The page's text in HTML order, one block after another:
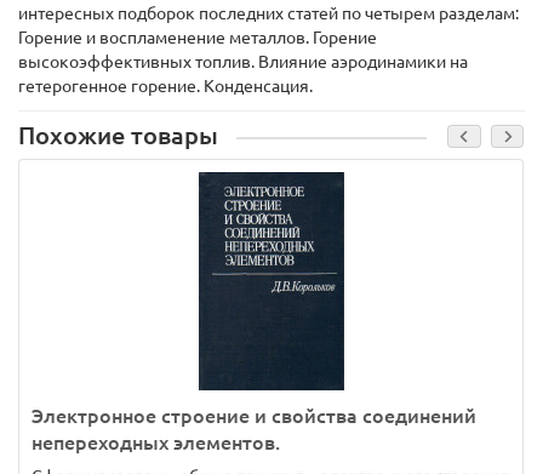
интересных подборок последних статей по четырем разделам:
Горение и воспламенение металлов. Горение
высокоэффективных топлив. Влияние аэродинамики на
гетерогенное горение. Конденсация.
Похожие товары
Электронное строение и свойства соединений
непереходных элементов.